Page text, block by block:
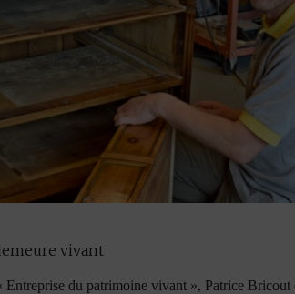
vivant
Entreprise du patrimoine vivant », Patrice